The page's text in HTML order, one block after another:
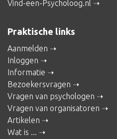
Vind-een-Psycholoog.nl
Praktische links
Aanmelden
Inloggen
Informatie
Bezoekersvragen
Vragen van psychologen
Vragen van organisatoren
Artikelen
Wat is ...